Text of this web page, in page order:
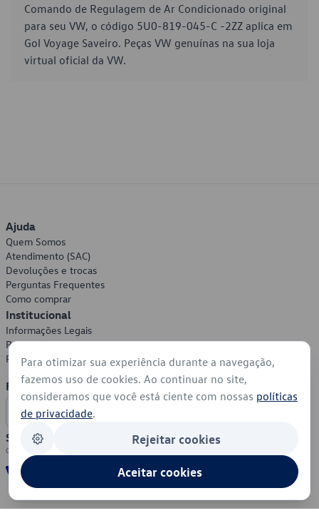
Comando de Regulagem de Ar Condicionado original
para seu VW, o código 5U0-819-045-C -2ZZ aplica em
Gol Voyage Saveiro. Peças VW genuínas na sua loja
virtual oficial da VW.
Ajuda
Quem Somos
Atendimento (SAC)
Devoluções e trocas
Perguntas Frequentes
Como comprar
Institucional
Informações Legais
Política de Privacidade
Política de Cookies
Formas de Pagamento
Segurança
Para otimizar sua experiência durante a navegação,
fazemos uso de cookies. Ao continuar no site,
consideramos que você está ciente com nossas políticas
de privacidade.
Rejeitar cookies
Aceitar cookies